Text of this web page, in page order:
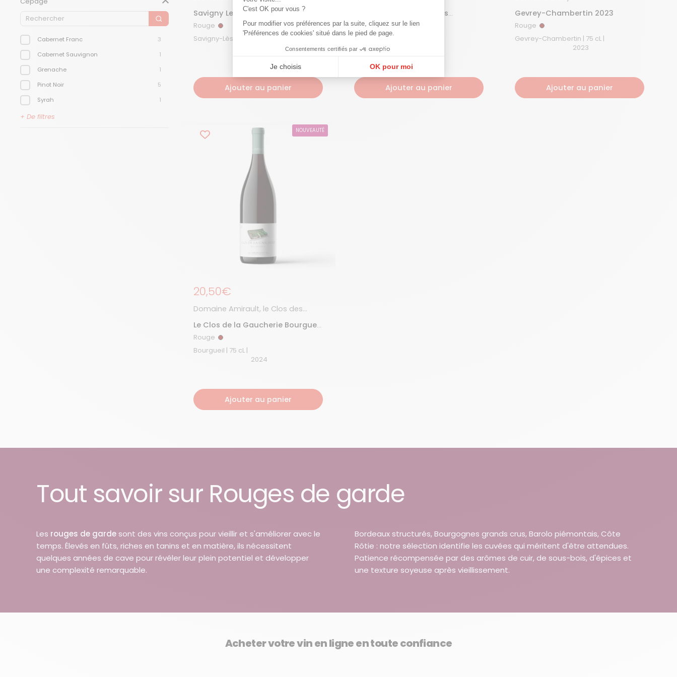
C'est OK pour vous ?
Pour modifier vos préférences par la suite, cliquez sur le lien
'Préférences de cookies' situé dans le pied de page.
Consentements certifiés par
Je choisis OK pour moi
Plateforme de Gestion du Consentement : Personnalisez vos Options
Notre plateforme vous permet d'adapter et de gérer vos paramètres de confidentialité, en garantissant la conformité avec les réglementations.
Cabernet Franc
3
Cabernet Sauvignon
1
Grenache
1
Pinot Noir
5
Syrah
1
Trousseau
+ De filtres
Savigny Les Beaune 2021
Rouge Rouge
Savigny-Lès-Beaune | 75 cL |
Ajouter au panier
Gevrey-Chambertin "Les
Evocelles" 2023
Rouge Rouge
Ajouter au panier
Gevrey-Chambertin 2023
Rouge Rouge
Gevrey-Chambertin | 75 cL |
2023
Ajouter au panier
NOUVEAUTÉ
Prix régulier
20,50€
Domaine Amirault, le Clos des
Le Clos de la Gaucherie Bourgueil
2024
Rouge Rouge
Bourgueil | 75 cL |
2024
Ajouter au panier
Tout savoir sur Rouges de garde
Les rouges de garde sont des vins conçus pour vieillir et s'améliorer avec le
temps. Élevés en fûts, riches en tanins et en matière, ils nécessitent
quelques années de cave pour révéler leur plein potentiel et développer
une complexité remarquable.
Bordeaux structurés, Bourgognes grands crus, Barolo piémontais, Côte
Rôtie : notre sélection identifie les cuvées qui méritent d'être attendues.
Patience récompensée par des arômes de cuir, de sous-bois, d'épices et
une texture soyeuse après vieillissement.
Acheter votre vin en ligne en toute confiance